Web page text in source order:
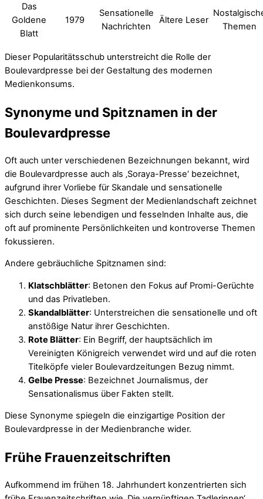
Das
Goldene
Blatt
1979
Sensationelle
Nachrichten
Ältere Leser
Themen
Dieser Popularitätsschub unterstreicht die Rolle der
Boulevardpresse bei der Gestaltung des modernen
Medienkonsums.
Synonyme und Spitznamen in der
Boulevardpresse
Oft auch unter verschiedenen Bezeichnungen bekannt, wird
die Boulevardpresse auch als ‚Soraya-Presse‘ bezeichnet,
aufgrund ihrer Vorliebe für Skandale und sensationelle
Geschichten. Dieses Segment der Medienlandschaft zeichnet
sich durch seine lebendigen und fesselnden Inhalte aus, die
oft auf prominente Persönlichkeiten und kontroverse Themen
fokussieren.
Andere gebräuchliche Spitznamen sind:
Klatschblätter: Betonen den Fokus auf Promi-Gerüchte
und das Privatleben.
Skandalblätter: Unterstreichen die sensationelle und oft
anstößige Natur ihrer Geschichten.
Rote Blätter: Ein Begriff, der hauptsächlich im
Vereinigten Königreich verwendet wird und auf die roten
Titelköpfe vieler Boulevardzeitungen Bezug nimmt.
Gelbe Presse: Bezeichnet Journalismus, der
Sensationalismus über Fakten stellt.
Diese Synonyme spiegeln die einzigartige Position der
Boulevardpresse in der Medienbranche wider.
Frühe Frauenzeitschriften
Aufkommend im frühen 18. Jahrhundert konzentrierten sich